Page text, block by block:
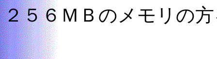
２５６ＭＢのメモリの